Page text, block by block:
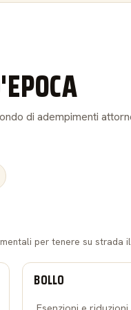
di adempimenti
per tenere su strada
BOLLO